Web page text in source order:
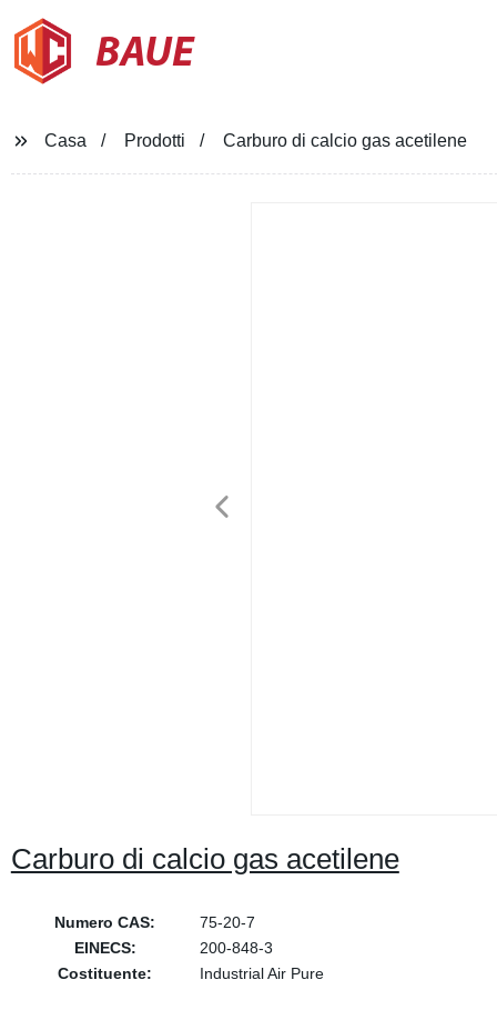
BAUE
Casa Prodotti Carburo di calcio gas acetilene
Carburo di calcio gas acetilene
Numero CAS:
75-20-7
EINECS:
200-848-3
Costituente:
Industrial Air Pure